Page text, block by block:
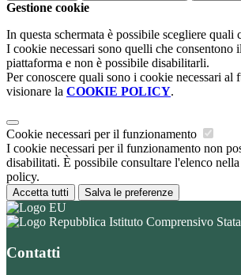
Gestione cookie
In questa schermata è possibile scegliere quali
I cookie necessari sono quelli che consentono
piattaforma e non è possibile disabilitarli.
Per conoscere quali sono i cookie necessari al
visionare la COOKIE POLICY.
Cookie necessari per il funzionamento
I cookie necessari per il funzionamento non
disabilitati. È possibile consultare l'elenco
policy.
Accetta tutti Salva le preferenze
Istituto Comprensivo
Contatti